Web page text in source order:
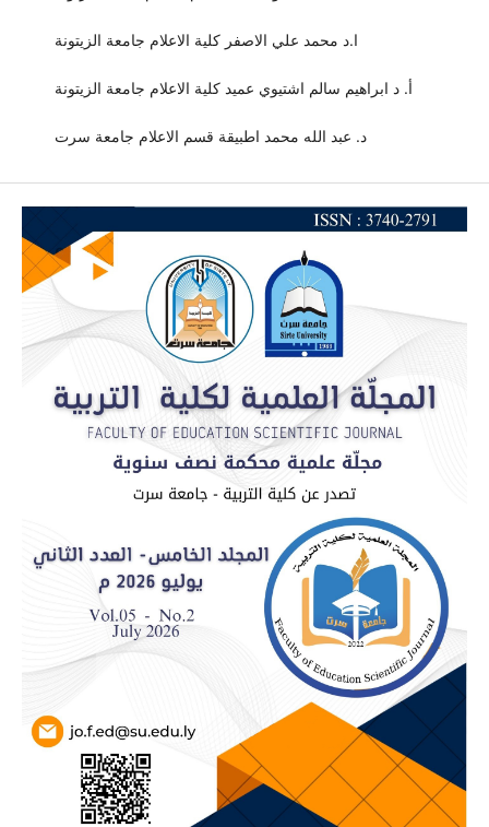
ا.د محمد علي الاصفر كلية الاعلام جامعة الزيتونة
أ. د ابراهيم سالم اشتيوي عميد كلية الاعلام جامعة الزيتونة
د. عبد الله محمد اطبيقة قسم الاعلام جامعة سرت